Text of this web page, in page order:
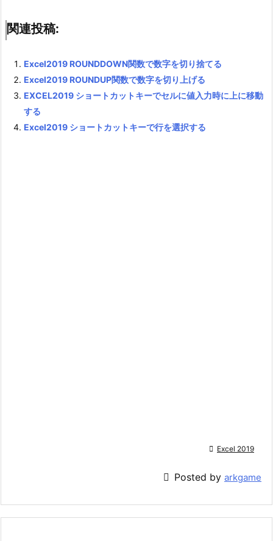
関連投稿:
Excel2019 ROUNDDOWN関数で数字を切り捨てる
Excel2019 ROUNDUP関数で数字を切り上げる
EXCEL2019 ショートカットキーでセルに値入力時に上に移動
する
Excel2019 ショートカットキーで行を選択する
 Excel 2019
 Posted by arkgame